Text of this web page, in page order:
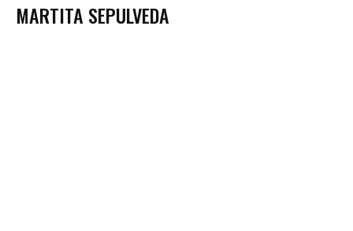
MARTITA SEPULVEDA